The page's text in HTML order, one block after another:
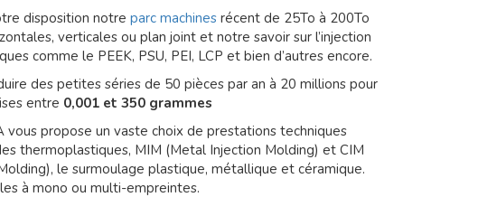
disposition notre parc machines récent de 25To à 200To
verticales ou plan joint et notre savoir sur l’injection
comme le PEEK, PSU, PEI, LCP et bien d’autres encore.
des petites séries de 50 pièces par an à 20 millions pour
entre 0,001 et 350 grammes
vous propose un vaste choix de prestations techniques
thermoplastiques, MIM (Metal Injection Molding) et CIM
le surmoulage plastique, métallique et céramique.
à mono ou multi-empreintes.